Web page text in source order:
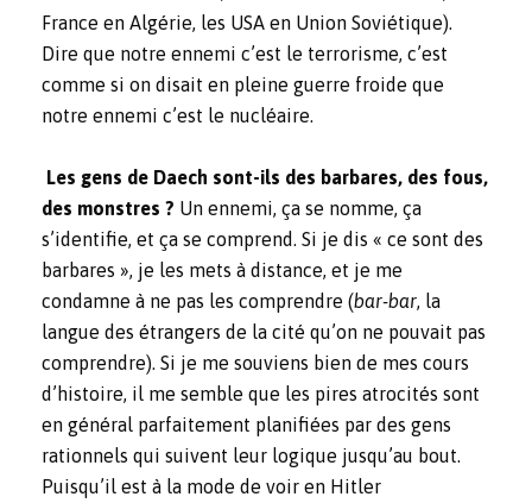
France en Algérie, les USA en Union Soviétique).
Dire que notre ennemi c’est le terrorisme, c’est
comme si on disait en pleine guerre froide que
notre ennemi c’est le nucléaire.
Les gens de Daech sont-ils des barbares, des fous,
des monstres ? Un ennemi, ça se nomme, ça
s’identifie, et ça se comprend. Si je dis « ce sont des
barbares », je les mets à distance, et je me
condamne à ne pas les comprendre (bar-bar, la
langue des étrangers de la cité qu’on ne pouvait pas
comprendre). Si je me souviens bien de mes cours
d’histoire, il me semble que les pires atrocités sont
en général parfaitement planifiées par des gens
rationnels qui suivent leur logique jusqu’au bout.
Puisqu’il est à la mode de voir en Hitler